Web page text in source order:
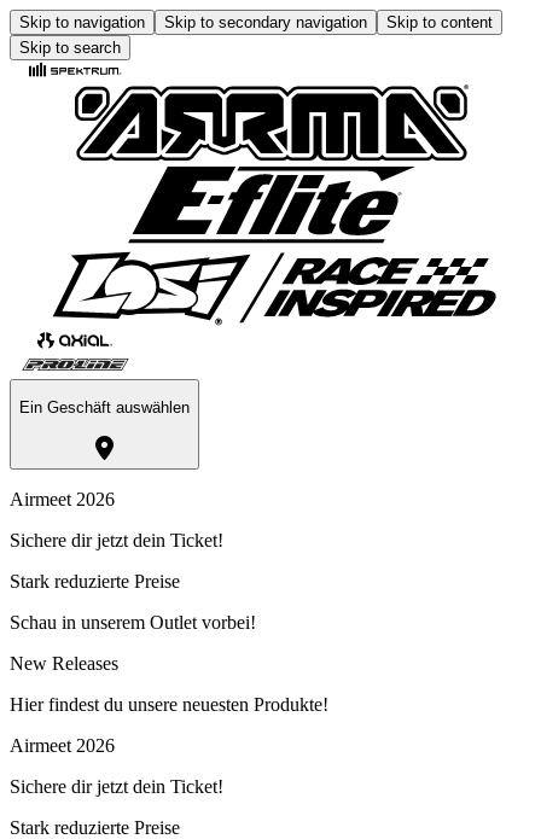
Skip to navigation Skip to secondary navigation
Skip to content
Skip to search
Ein Geschäft auswählen
Airmeet 2026
Sichere dir jetzt dein Ticket!
Stark reduzierte Preise
Schau in unserem Outlet vorbei!
New Releases
Hier findest du unsere neuesten Produkte!
Airmeet 2026
Sichere dir jetzt dein Ticket!
Stark reduzierte Preise